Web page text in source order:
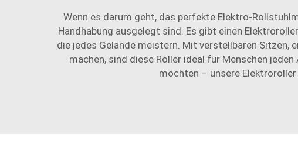
Wenn es darum geht, das perfekte Elektro-
Handhabung ausgelegt sind. Es gibt einen
die jedes Gelände meistern. Mit verstellbaren Sitzen,
machen, sind diese Roller ideal für Menschen
möchten – unsere